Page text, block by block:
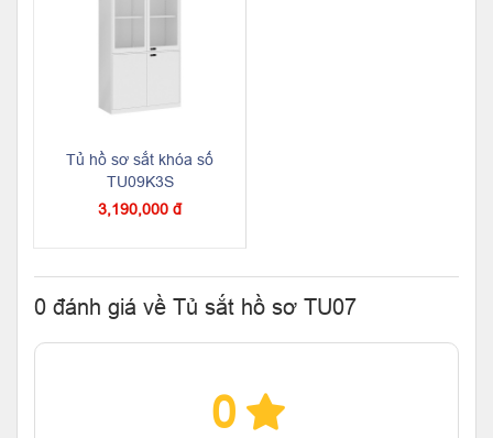
Tủ hồ sơ sắt khóa số
TU09K3S
3,190,000 đ
0 đánh giá về Tủ sắt hồ sơ TU07
0